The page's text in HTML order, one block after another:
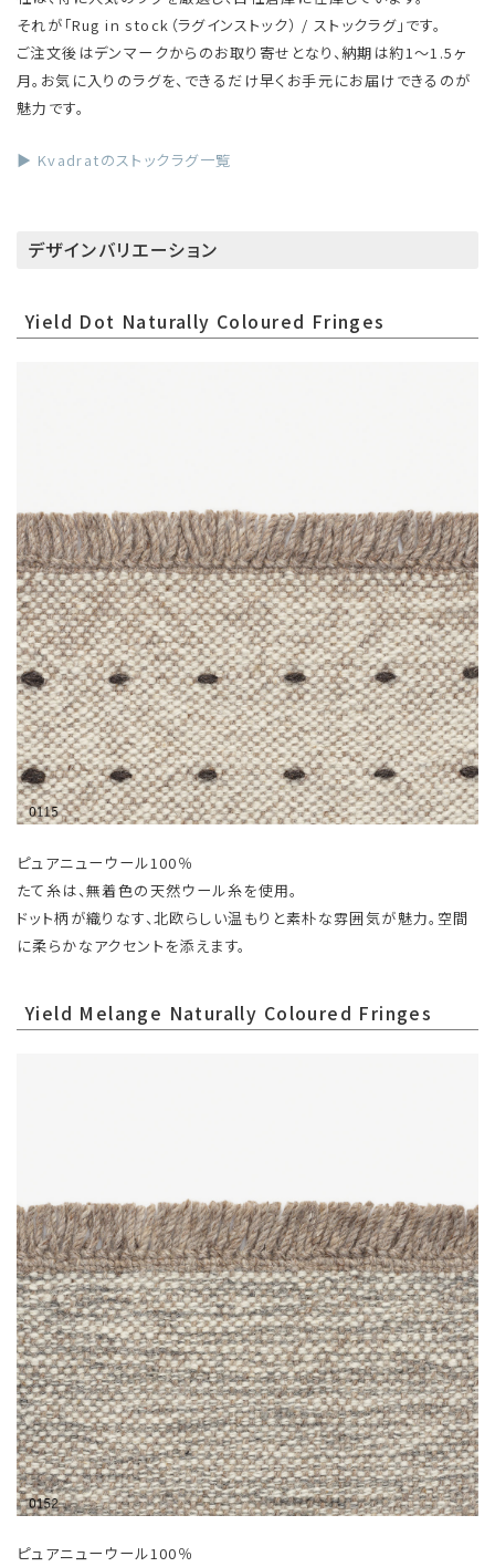
それが「Rug in stock（ラグインストック） / ストックラグ」です。
ご注文後はデンマークからのお取り寄せとなり、納期は約1〜1.5ヶ
月。お気に入りのラグを、できるだけ早くお手元にお届けできるのが
魅力です。
▶ Kvadratのストックラグ一覧
デザインバリエーション
Yield Dot Naturally Coloured Fringes
ピュアニューウール100％
たて糸は、無着色の天然ウール糸を使用。
ドット柄が織りなす、北欧らしい温もりと素朴な雰囲気が魅力。空間
に柔らかなアクセントを添えます。
Yield Melange Naturally Coloured Fringes
ピュアニューウール100％